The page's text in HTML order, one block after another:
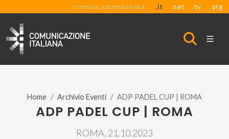
comunicazioneitaliana: .it .net .tv .org
Home Archivio Eventi ADP PADEL CUP | ROMA
ADP PADEL CUP | ROMA
ROMA, 21.10.2023